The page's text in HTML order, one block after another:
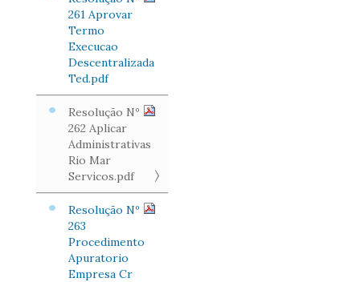
261 Aprovar
Termo
Execucao
Descentralizada
Ted.pdf
Resolução Nº
262 Aplicar
Administrativas
Rio Mar
Servicos.pdf
Resolução Nº
263
Procedimento
Apuratorio
Empresa Cr